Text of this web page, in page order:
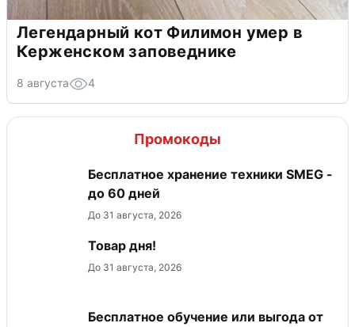
Легендарный кот Филимон умер в
Керженском заповеднике
8 августа 4
Промокоды
Бесплатное хранение техники SMEG -
до 60 дней
До 31 августа, 2026
Товар дня!
До 31 августа, 2026
Бесплатное обучение или выгода от